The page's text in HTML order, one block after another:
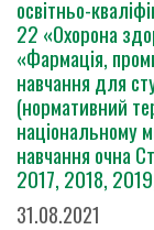
освітньо-
22 «Охорона
«Фармація,
навчання для
(нормативний
національному
навчання очна
2017, 2018,
31.08.2021